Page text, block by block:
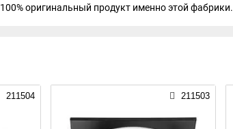
100% оригинальный продукт именно этой фабрики.
211504 211503